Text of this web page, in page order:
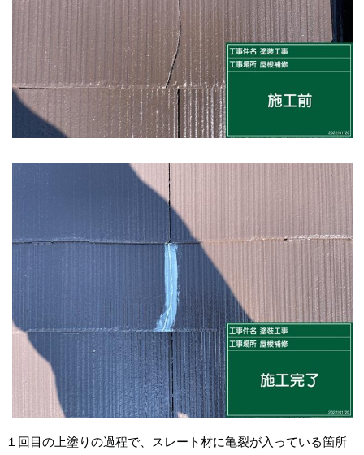
１回目の上塗りの過程で、スレート材に亀裂が入っている箇所